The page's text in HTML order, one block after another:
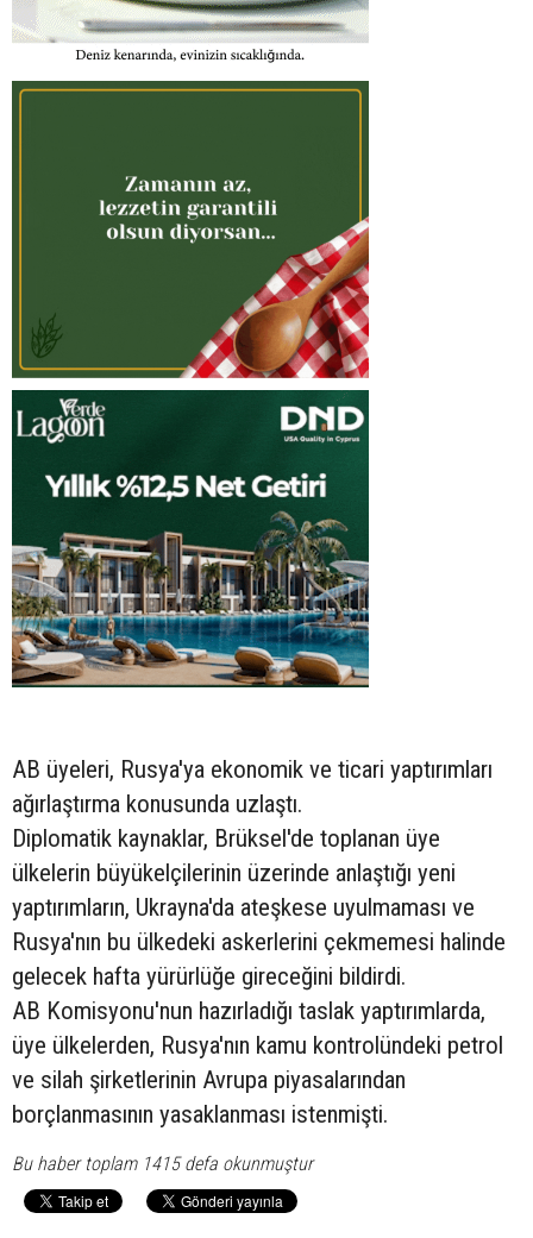
AB üyeleri, Rusya'ya ekonomik ve ticari yaptırımları
ağırlaştırma konusunda uzlaştı.
Diplomatik kaynaklar, Brüksel'de toplanan üye
ülkelerin büyükelçilerinin üzerinde anlaştığı yeni
yaptırımların, Ukrayna'da ateşkese uyulmaması ve
Rusya'nın bu ülkedeki askerlerini çekmemesi halinde
gelecek hafta yürürlüğe gireceğini bildirdi.
AB Komisyonu'nun hazırladığı taslak yaptırımlarda,
üye ülkelerden, Rusya'nın kamu kontrolündeki petrol
ve silah şirketlerinin Avrupa piyasalarından
borçlanmasının yasaklanması istenmişti.
Bu haber toplam 1415 defa okunmuştur